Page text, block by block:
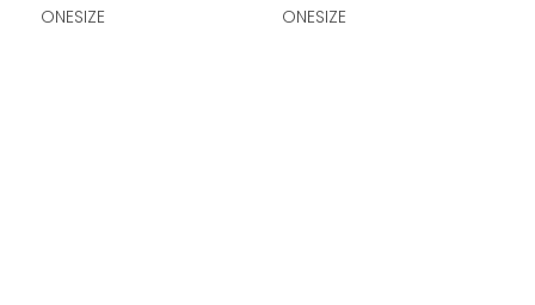
ONESIZE ONESIZE